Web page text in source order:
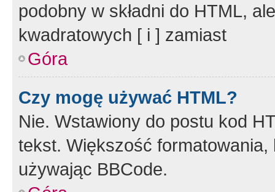
podobny w składni do HTML,
kwadratowych [ i ] zamiast
Góra
Czy mogę używać HTML?
Nie. Wstawiony do postu kod
tekst. Większość
używając BBCode.